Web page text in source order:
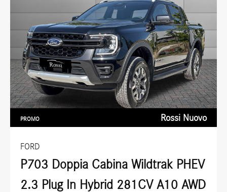
FORD
P703 Doppia Cabina Wildtrak PHEV
2.3 Plug In Hybrid 281CV A10 AWD
PROMO Rossi Nuovo